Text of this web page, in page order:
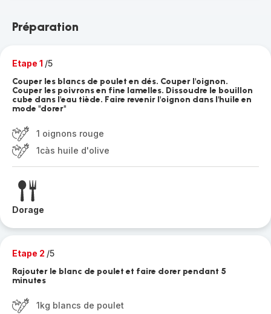
Préparation
Etape 1 /5
Couper les blancs de poulet en dés. Couper l'oignon.
Couper les poivrons en fine lamelles. Dissoudre le bouillon
cube dans l'eau tiède. Faire revenir l'oignon dans l'huile en
mode "dorer"
1 oignons rouge
1càs huile d'olive
Dorage
Etape 2 /5
Rajouter le blanc de poulet et faire dorer pendant 5
minutes
1kg blancs de poulet